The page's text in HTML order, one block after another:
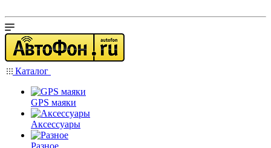
Каталог
GPS маяки
Аксессуары
Разное